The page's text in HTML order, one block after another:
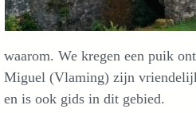
waarom. We kregen een puik
Miguel (Vlaming) zijn
en is ook gids in dit gebied.